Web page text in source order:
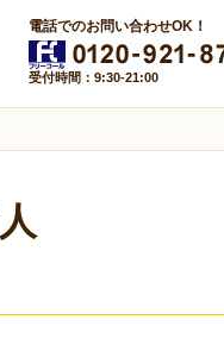
電話でのお問い合わせOK！
受付時間：9:30-21:00